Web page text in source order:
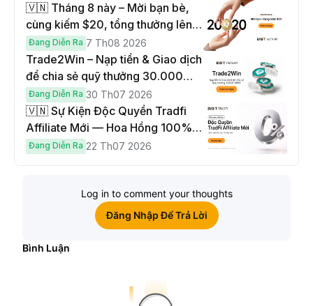
🇻🇳 Tháng 8 này – Mời bạn bè,
cùng kiếm $20, tổng thưởng lên
đến $1,000
Đang Diễn Ra 7 Th08 2026
Trade2Win – Nạp tiền & Giao dịch
để chia sẻ quỹ thưởng 30.000
USDT
Đang Diễn Ra 30 Th07 2026
🇻🇳 Sự Kiện Độc Quyền Tradfi
Affiliate Mới — Hoa Hồng 100% &
Hoàn Phí Qua Đêm
Đang Diễn Ra 22 Th07 2026
Log in to comment your thoughts
Đăng Nhập Để Trả Lời
Bình Luận